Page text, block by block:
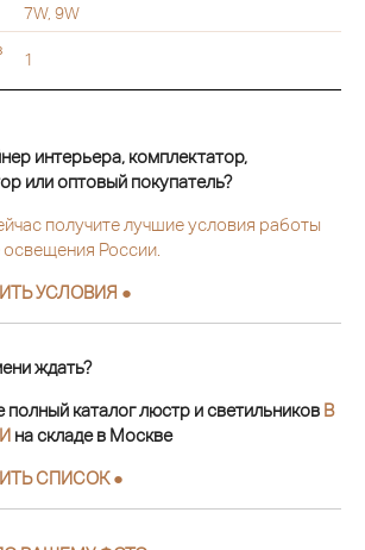
7W, 9W
1
интерьера, комплектатор,
или оптовый покупатель?
получите лучшие условия работы
освещения России.
УСЛОВИЯ ●
ждать?
полный каталог люстр и светильников В
на складе в Москве
СПИСОК ●